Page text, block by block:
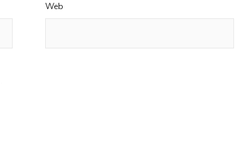
Web